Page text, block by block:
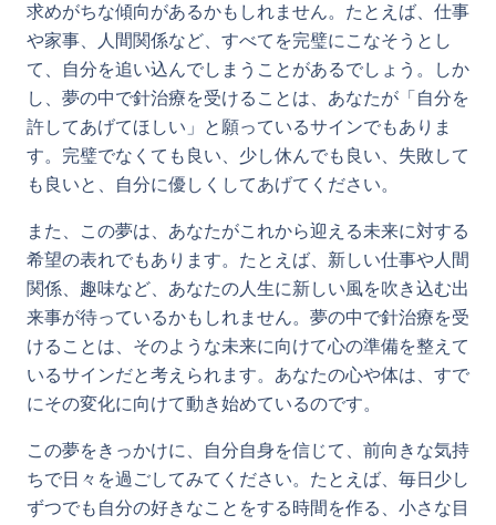
求めがちな傾向があるかもしれません。たとえば、仕事
や家事、人間関係など、すべてを完璧にこなそうとし
て、自分を追い込んでしまうことがあるでしょう。しか
し、夢の中で針治療を受けることは、あなたが「自分を
許してあげてほしい」と願っているサインでもありま
す。完璧でなくても良い、少し休んでも良い、失敗して
も良いと、自分に優しくしてあげてください。
また、この夢は、あなたがこれから迎える未来に対する
希望の表れでもあります。たとえば、新しい仕事や人間
関係、趣味など、あなたの人生に新しい風を吹き込む出
来事が待っているかもしれません。夢の中で針治療を受
けることは、そのような未来に向けて心の準備を整えて
いるサインだと考えられます。あなたの心や体は、すで
にその変化に向けて動き始めているのです。
この夢をきっかけに、自分自身を信じて、前向きな気持
ちで日々を過ごしてみてください。たとえば、毎日少し
ずつでも自分の好きなことをする時間を作る、小さな目